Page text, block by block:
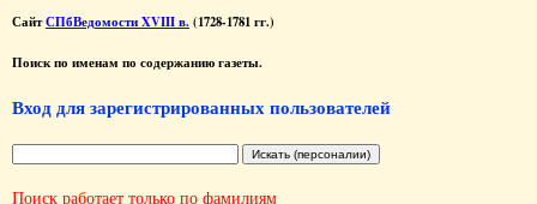
СайтСПбВедомости XVIII в. (1728-1781 гг.)
Поиск по именам по содержанию газеты.
Вход для зарегистрированных пользователей
Поиск работает только по фамилиям